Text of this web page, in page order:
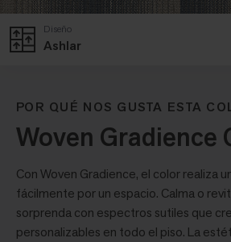
Ashlar
Diseño
POR QUÉ NOS GUSTA ESTA
Woven Gradience
Con Woven Gradience, el color realiza
fácilmente por un espacio. Calma o
sorprenda con espectros sutiles que
personalizables en todo el piso. La